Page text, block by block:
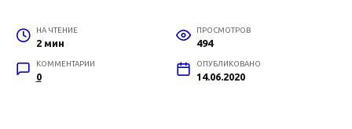
НА ЧТЕНИЕ
2 мин
ПРОСМОТРОВ
494
КОММЕНТАРИИ
0
ОПУБЛИКОВАНО
14.06.2020